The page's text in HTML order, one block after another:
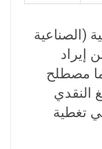
(الصناعية
إيراد
مصطلح
النقدي
تغطية